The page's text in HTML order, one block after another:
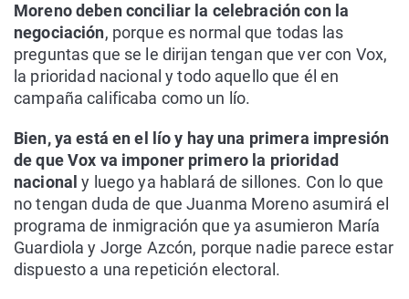
Moreno deben conciliar la celebración con la
negociación, porque es normal que todas las
preguntas que se le dirijan tengan que ver con Vox,
la prioridad nacional y todo aquello que él en
campaña calificaba como un lío.
Bien, ya está en el lío y hay una primera impresión
de que Vox va imponer primero la prioridad
nacionaly luego ya hablará de sillones. Con lo que
no tengan duda de que Juanma Moreno asumirá el
programa de inmigración que ya asumieron María
Guardiola y Jorge Azcón, porque nadie parece estar
dispuesto a una repetición electoral.